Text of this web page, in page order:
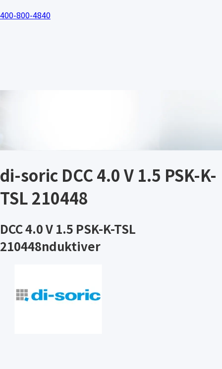
400-800-4840
di-soric DCC 4.0 V 1.5 PSK-K-
TSL 210448
DCC 4.0 V 1.5 PSK-K-TSL
210448nduktiver